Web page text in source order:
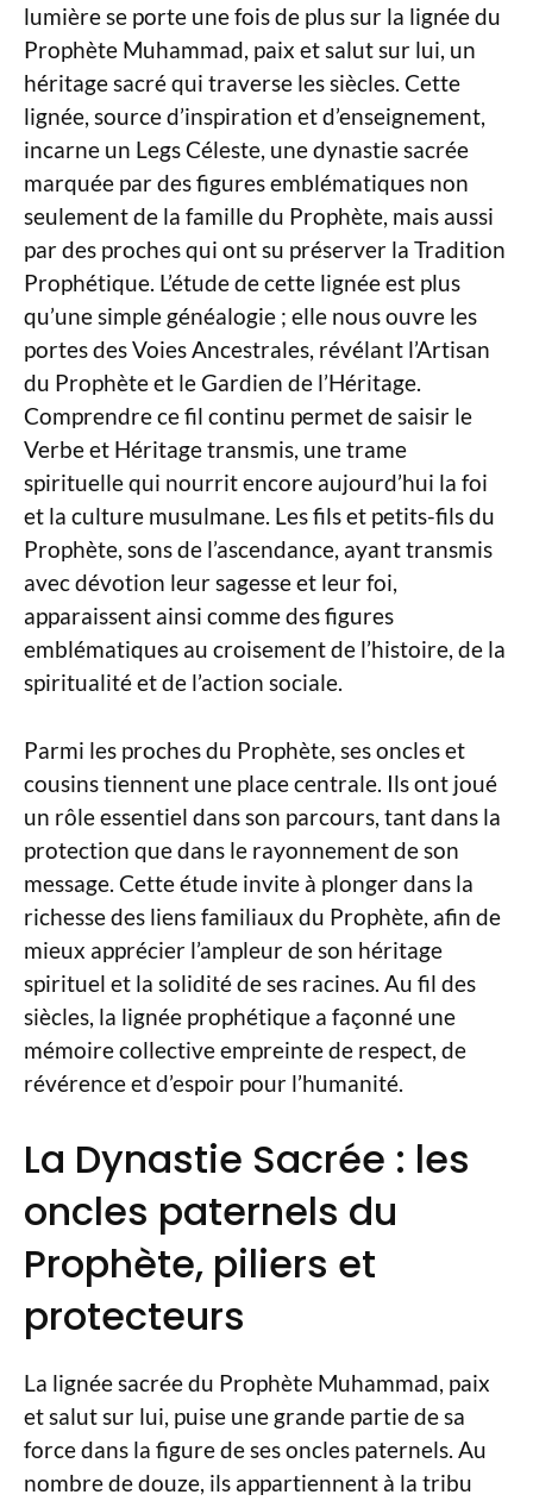
lumière se porte une fois de plus sur la lignée du
Prophète Muhammad, paix et salut sur lui, un
héritage sacré qui traverse les siècles. Cette
lignée, source d’inspiration et d’enseignement,
incarne un Legs Céleste, une dynastie sacrée
marquée par des figures emblématiques non
seulement de la famille du Prophète, mais aussi
par des proches qui ont su préserver la Tradition
Prophétique. L’étude de cette lignée est plus
qu’une simple généalogie ; elle nous ouvre les
portes des Voies Ancestrales, révélant l’Artisan
du Prophète et le Gardien de l’Héritage.
Comprendre ce fil continu permet de saisir le
Verbe et Héritage transmis, une trame
spirituelle qui nourrit encore aujourd’hui la foi
et la culture musulmane. Les fils et petits-fils du
Prophète, sons de l’ascendance, ayant transmis
avec dévotion leur sagesse et leur foi,
apparaissent ainsi comme des figures
emblématiques au croisement de l’histoire, de la
spiritualité et de l’action sociale.
Parmi les proches du Prophète, ses oncles et
cousins tiennent une place centrale. Ils ont joué
un rôle essentiel dans son parcours, tant dans la
protection que dans le rayonnement de son
message. Cette étude invite à plonger dans la
richesse des liens familiaux du Prophète, afin de
mieux apprécier l’ampleur de son héritage
spirituel et la solidité de ses racines. Au fil des
siècles, la lignée prophétique a façonné une
mémoire collective empreinte de respect, de
révérence et d’espoir pour l’humanité.
La Dynastie Sacrée : les
oncles paternels du
Prophète, piliers et
protecteurs
La lignée sacrée du Prophète Muhammad, paix
et salut sur lui, puise une grande partie de sa
force dans la figure de ses oncles paternels. Au
nombre de douze, ils appartiennent à la tribu